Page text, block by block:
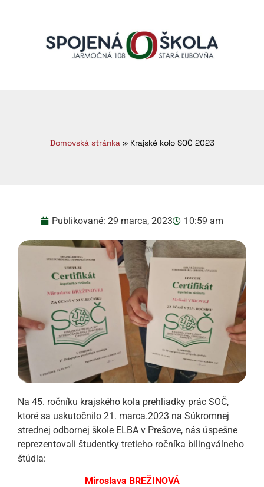
Domovská stránka» Krajské kolo SOČ 2023
Publikované: 29 marca, 2023 10:59 am
Na 45. ročníku krajského kola prehliadky prác SOČ,
ktoré sa uskutočnilo 21. marca.2023 na Súkromnej
strednej odbornej škole ELBA v Prešove, nás úspešne
reprezentovali študentky tretieho ročníka bilingválneho
štúdia:
Miroslava BREŽINOVÁ